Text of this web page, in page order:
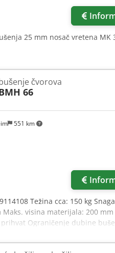
25 mm nosač vretena MK
551 km
čvorova
66
Težina cca: 150 kg
visina materijala: 200
Ograničenje dubine
Da Posmak bušenja:
s osvjetljenjem Skladište: